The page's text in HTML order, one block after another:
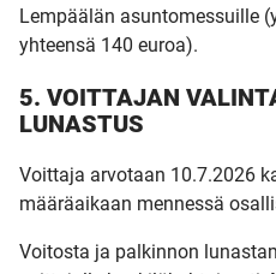
Lempäälän asuntomessuille
yhteensä 140 euroa).
5. VOITTAJAN
LUNASTUS
Voittaja arvotaan 10.7.2026
määräaikaan mennessä
Voitosta ja palkinnon